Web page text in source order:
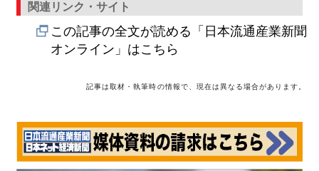
関連リンク・サイト
この記事の全文が読める「日本流通産業新聞
オンライン」はこちら
記事は取材・執筆時の情報で、現在は異なる場合があります。